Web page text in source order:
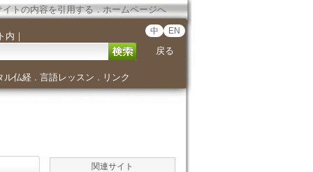
イトの内容を引用する．ホームページへ
内 ｜ 中 EN
戻る
ル仏経． 言語レッスン ． リンク
関連サイト